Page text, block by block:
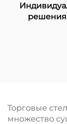
решения
Торговые
множество